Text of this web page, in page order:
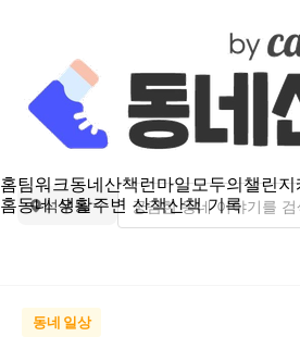
홈팀워크동네산책런마일모두의챌린지
홈동네 생활주변 산책산책 기록
석우동
동네 일상